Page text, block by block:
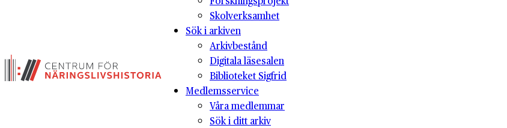
Skolverksamhet
Sök i arkiven
Arkivbestånd
Digitala läsesalen
Biblioteket Sigfrid
Medlemsservice
Våra medlemmar
Sök i ditt arkiv